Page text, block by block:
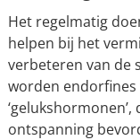
Het regelmatig
helpen bij het
verbeteren van de
worden endorfines
ontspanning